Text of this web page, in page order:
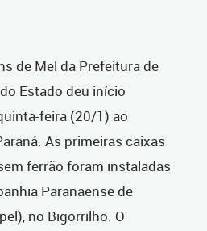
de Mel da Prefeitura de
Estado deu início
feira (20/1) ao
As primeiras caixas
ferrão foram instaladas
Paranaense de
no Bigorrilho. O